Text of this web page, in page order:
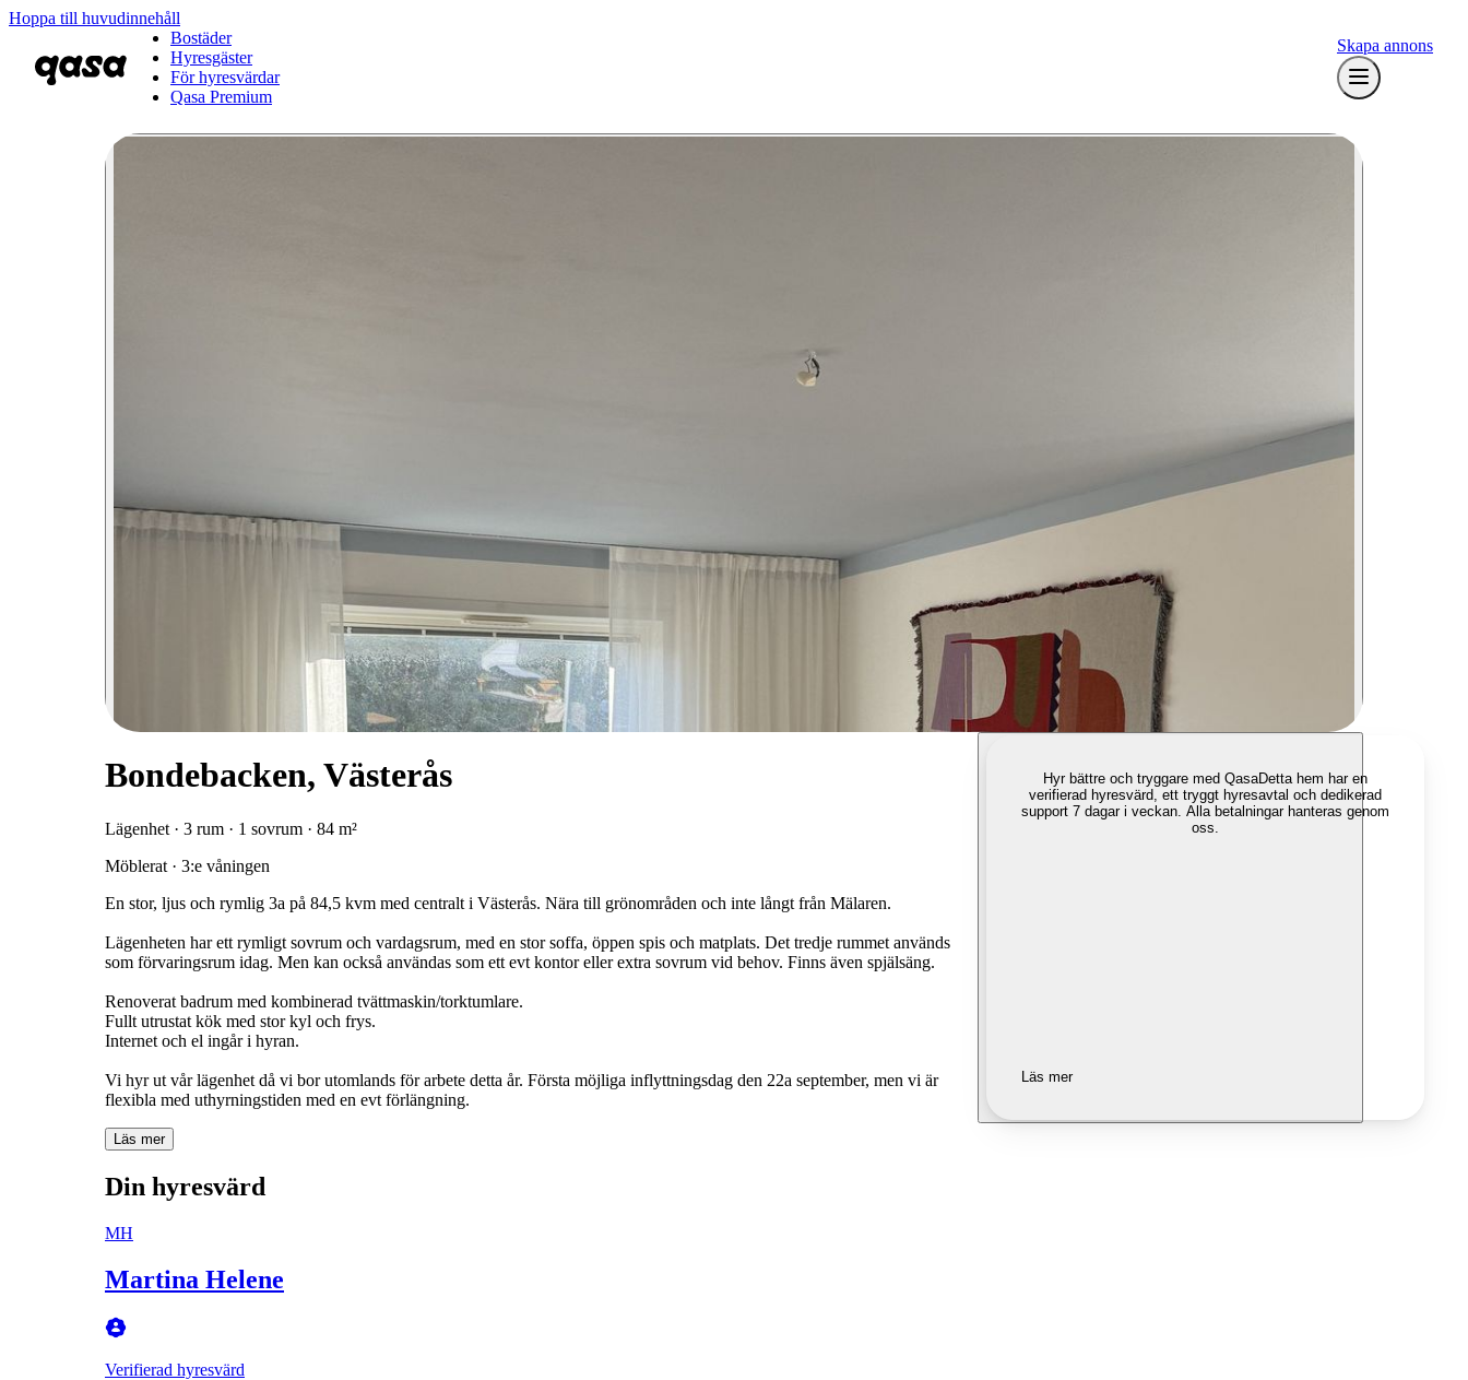
Hoppa till huvudinnehåll
Bostäder
Hyresgäster
För hyresvärdar
Qasa Premium
Skapa annons
Bondebacken, Västerås
Lägenhet · 3 rum · 1 sovrum · 84 m²
Möblerat · 3:e våningen
En stor, ljus och rymlig 3a på 84,5 kvm med centralt i Västerås. Nära till grönområden och inte långt från Mälaren.
Lägenheten har ett rymligt sovrum och vardagsrum, med en stor soffa, öppen spis och matplats. Det tredje rummet används
som förvaringsrum idag. Men kan också användas som ett evt kontor eller extra sovrum vid behov. Finns även spjälsäng.
Renoverat badrum med kombinerad tvättmaskin/torktumlare.
Fullt utrustat kök med stor kyl och frys.
Internet och el ingår i hyran.
Vi hyr ut vår lägenhet då vi bor utomlands för arbete detta år. Första möjliga inflyttningsdag den 22a september, men vi är
flexibla med uthyrningstiden med en evt förlängning.
Läs mer
Din hyresvärd
MH
Martina Helene
Verifierad hyresvärd
Hyr bättre och tryggare med QasaDetta hem har en
verifierad hyresvärd, ett tryggt hyresavtal och dedikerad
support 7 dagar i veckan. Alla betalningar hanteras genom
oss.
Läs mer